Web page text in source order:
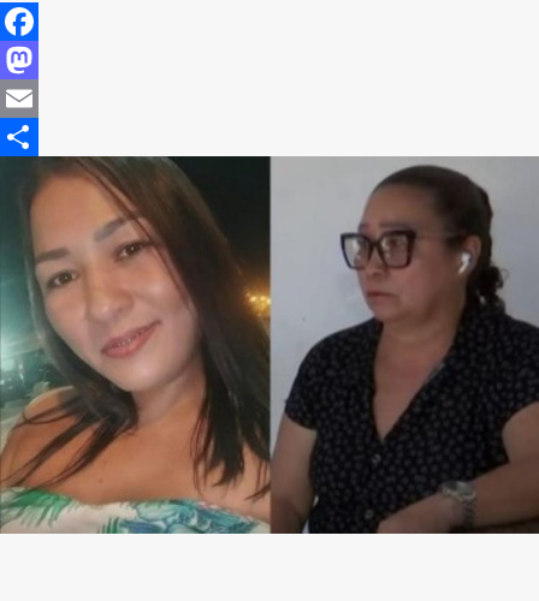
Facebook
Mastodon
Email
Share